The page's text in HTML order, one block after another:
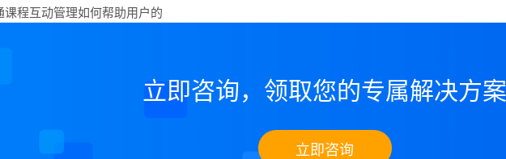
课程互动管理如何帮助用户的
立即咨询，领取您的专属解决方案
立即咨询